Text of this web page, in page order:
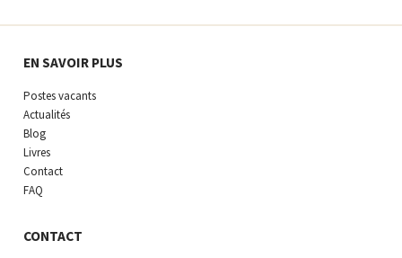
EN SAVOIR PLUS
Postes vacants
Actualités
Blog
Livres
Contact
FAQ
CONTACT